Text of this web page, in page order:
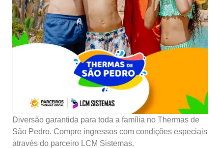
Diversão garantida para toda a família no Thermas de
São Pedro. Compre ingressos com condições especiais
através do parceiro LCM Sistemas.